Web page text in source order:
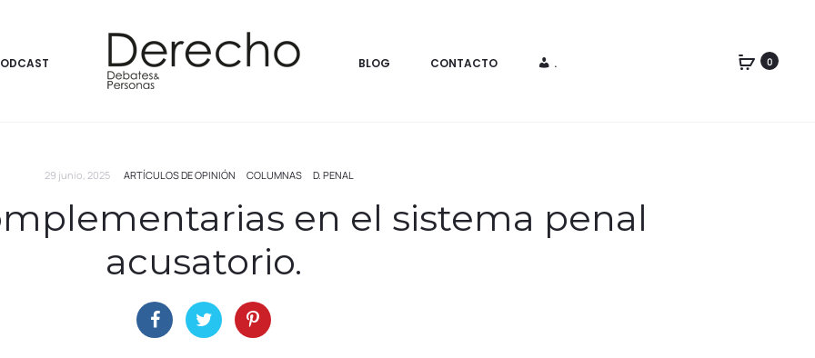
BLOG CONTACTO . 0
29 junio, 2025 ARTÍCULOS DE OPINIÓN COLUMNAS D. PENAL
en el sistema penal
acusatorio.